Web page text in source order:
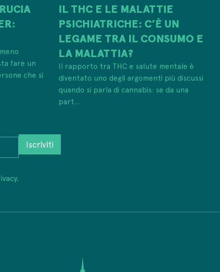
fare un
che si
IL THC E LE MALATTIE
PSICHIATRICHE: C’È UN
LEGAME TRA IL CONSUMO E
LA MALATTIA?
Il rapporto tra THC e salute mentale è
diventato uno degli argomenti più discussi
quando si parla di cannabis: se da una
part...
Iscriviti